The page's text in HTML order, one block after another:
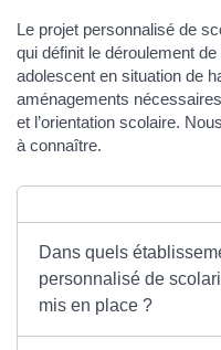
Le projet personnalisé de
qui définit le déroulement
adolescent en situation de
aménagements
et l’orientation scolaire.
à connaître.
Dans quels
personnalisé de
mis en place ?